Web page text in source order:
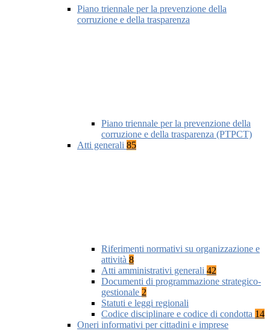
Piano triennale per la prevenzione della
corruzione e della trasparenza
Piano triennale per la prevenzione della
corruzione e della trasparenza (PTPCT)
Atti generali 85
Riferimenti normativi su organizzazione e
attività 8
Atti amministrativi generali 42
Documenti di programmazione strategico-
gestionale 2
Statuti e leggi regionali
Codice disciplinare e codice di condotta 14
Oneri informativi per cittadini e imprese